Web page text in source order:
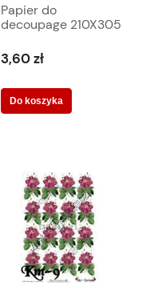
Papier do
decoupage 210X305
1887
3,60 zł
Do koszyka